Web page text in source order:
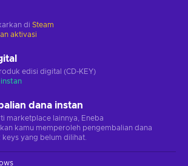
di Steam
aktivasi
edisi digital (CD-KEY)
dana instan
marketplace lainnya, Eneba
kamu memperoleh pengembalian dana
keys yang belum dilihat.